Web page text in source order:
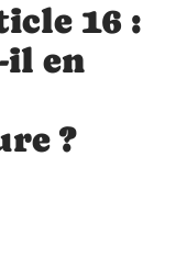
16 :
il en
?